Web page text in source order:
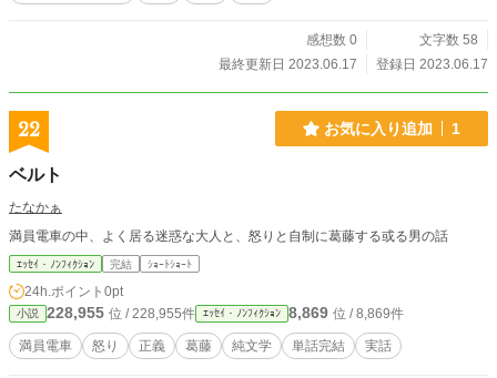
感想数 0
文字数 58
最終更新日 2023.06.17
登録日 2023.06.17
22 お気に入り追加 1
ベルト
たなかぁ
満員電車の中、よく居る迷惑な大人と、怒りと自制に葛藤する或る男の話
ｴｯｾｲ・ﾉﾝﾌｨｸｼｮﾝ 完結 ｼｮｰﾄｼｮｰﾄ
24h.ポイント 0pt
小説 228,955 位 / 228,955件 ｴｯｾｲ・ﾉﾝﾌｨｸｼｮﾝ 8,869 位 / 8,869件
満員電車 怒り 正義 葛藤 純文学 単話完結 実話